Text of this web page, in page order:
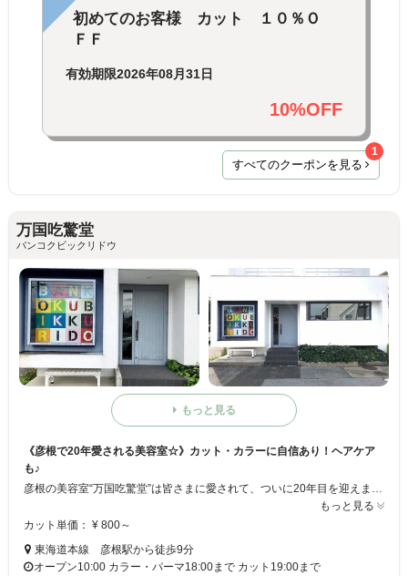
初めてのお客様 カット １０％Ｏ
ＦＦ
有効期限2026年08月31日
10%OFF
すべてのクーポンを見る
1
万国吃驚堂
バンコクビックリドウ
もっと見る
《彦根で20年愛される美容室☆》カット・カラーに自信あり！ヘアケア
も♪
もっと見る
カット単価： ¥ 800～
東海道本線 彦根駅から徒歩9分
オープン10:00 カラー・パーマ18:00まで カット19:00まで